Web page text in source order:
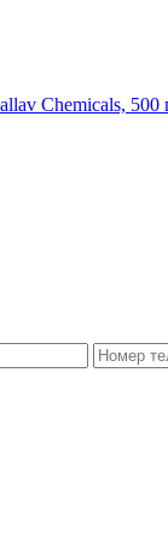
Chemicals, 500